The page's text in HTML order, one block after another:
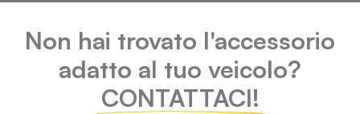
Non hai trovato l'accessorio
adatto al tuo veicolo?
CONTATTACI!